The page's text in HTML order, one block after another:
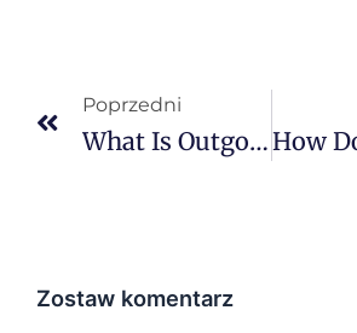
Poprzedni
What Is Outgoing Quality Control?
Zostaw komentarz